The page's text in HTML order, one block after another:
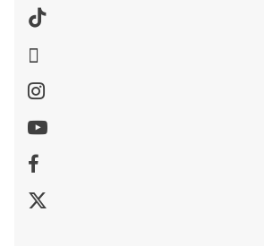
TikTok
Instagram
Youtube
Facebook
X